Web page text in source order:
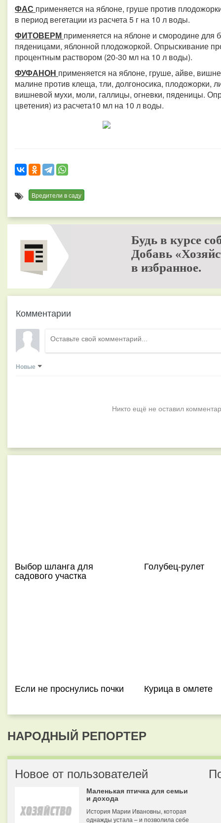
ФАС применяется на яблоне, груше против
в период вегетации из расчета 5 г на 10 л воды.
ФИТОВЕРМ применяется на яблоне и смородине для
пяденицами, яблонной плодожоркой. Опрыскивание
процентным раствором (20-30 мл на 10 л воды).
ФУФАНОН применяется на яблоне, груше, айве,
малине против клеща, тли, долгоносика, плодожорки,
вишневой мухи, моли, галлицы, огневки, пяденицы.
цветения) из расчета10 мл на 10 л воды.
Вредители в саду
Будь в курсе
Добавь
в избранное.
Комментарии
Новые
Никто ещё не оставил
Выбор шланга для
садового участка
Голубец-рулет
Если не проснулись почки Курица в омлете
НАРОДНЫЙ РЕПОРТЕР
Новое от пользователей
Маленькая птичка для семьи
и дохода
История Марии Ивановны, которая
однажды устала – и позволила себе